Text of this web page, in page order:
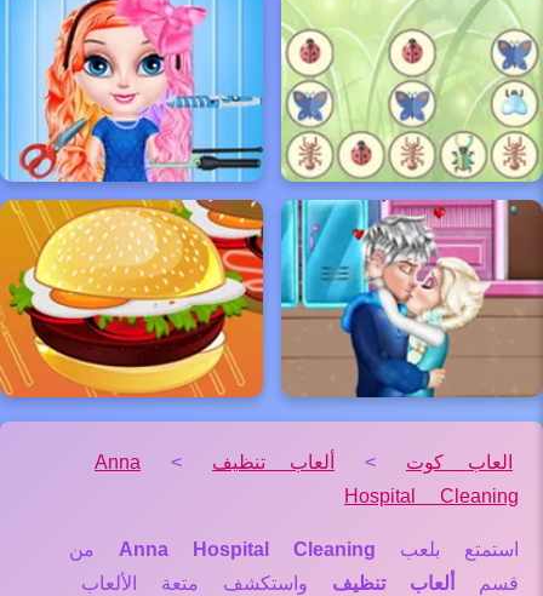
العاب كوت > ألعاب تنظيف >
Anna
Hospital Cleaning
استمتع بلعب Anna Hospital Cleaning من
قسم
ألعاب تنظيف واستكشف متعة الألعاب